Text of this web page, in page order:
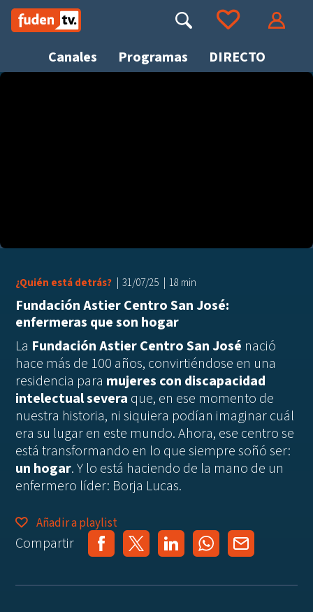
Saltar
contenido
Canales Programas DIRECTO
Buscar Ir a tus favoritos
¿Quién está detrás? 31/07/25 18 min
Fundación Astier Centro San José:
enfermeras que son hogar
La Fundación Astier Centro San José nació
hace más de 100 años, convirtiéndose en una
residencia para mujeres con discapacidad
intelectual severa que, en ese momento de
nuestra historia, ni siquiera podían imaginar cuál
era su lugar en este mundo. Ahora, ese centro se
está transformando en lo que siempre soñó ser:
un hogar. Y lo está haciendo de la mano de un
enfermero líder: Borja Lucas.
Añadir a playlist
Compartir